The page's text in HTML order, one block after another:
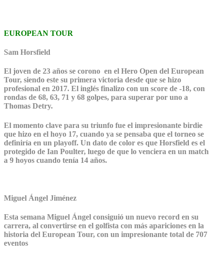
EUROPEAN TOUR
Sam Horsfield
El joven de 23 años se corono en el Hero Open del European
Tour, siendo este su primera victoria desde que se hizo
profesional en 2017. El inglés finalizo con un score de -18, con
rondas de 68, 63, 71 y 68 golpes, para superar por uno a
Thomas Detry.
El momento clave para su triunfo fue el impresionante birdie
que hizo en el hoyo 17, cuando ya se pensaba que el torneo se
definiría en un playoff. Un dato de color es que Horsfield es el
protegido de Ian Poulter, luego de que lo venciera en un match
a 9 hoyos cuando tenía 14 años.
Miguel Ángel Jiménez
Esta semana Miguel Ángel consiguió un nuevo record en su
carrera, al convertirse en el golfista con más apariciones en la
historia del European Tour, con un impresionante total de 707
eventos